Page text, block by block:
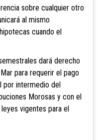
sobre cualquier otro
al mismo
cuando el
dará derecho
para requerir el pago
por intermedio del
Morosas y con el
vigentes para el